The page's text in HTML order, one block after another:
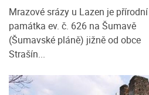
Mrazové srázy u Lazen je přírodní
památka ev. č. 626 na Šumavě
(Šumavské pláně) jižně od obce
Strašín...